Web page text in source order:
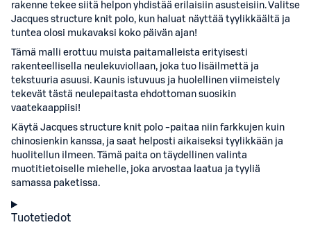
rakenne tekee siitä helpon yhdistää erilaisiin asusteisiin. Valitse
Jacques structure knit polo, kun haluat näyttää tyylikkäältä ja
tuntea olosi mukavaksi koko päivän ajan!
Tämä malli erottuu muista paitamalleista erityisesti
rakenteellisella neulekuviollaan, joka tuo lisäilmettä ja
tekstuuria asuusi. Kaunis istuvuus ja huolellinen viimeistely
tekevät tästä neulepaitasta ehdottoman suosikin
vaatekaappiisi!
Käytä Jacques structure knit polo -paitaa niin farkkujen kuin
chinosienkin kanssa, ja saat helposti aikaiseksi tyylikkään ja
huolitellun ilmeen. Tämä paita on täydellinen valinta
muotitietoiselle miehelle, joka arvostaa laatua ja tyyliä
samassa paketissa.
Tuotetiedot